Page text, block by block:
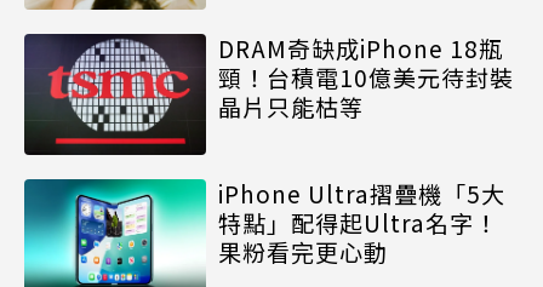
DRAM奇缺成iPhone 18瓶
頸！台積電10億美元待封裝
晶片只能枯等
iPhone Ultra摺疊機「5大
特點」配得起Ultra名字！
果粉看完更心動